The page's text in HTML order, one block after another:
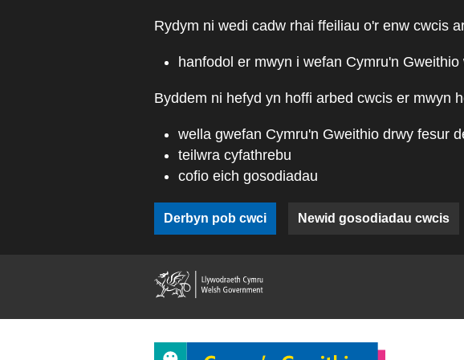
Rydym ni wedi cadw rhai ffeiliau o'r enw cwcis
hanfodol er mwyn i wefan Cymru'n Gweithio
Byddem ni hefyd yn hoffi arbed cwcis er mwyn
wella gwefan Cymru'n Gweithio drwy fesur
teilwra cyfathrebu
cofio eich gosodiadau
Derbyn pob cwci Newid gosodiadau cwcis